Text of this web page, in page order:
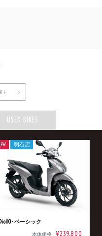
USED BIKES
Dio110･ベーシック
本体価格 ¥239,800
明石店